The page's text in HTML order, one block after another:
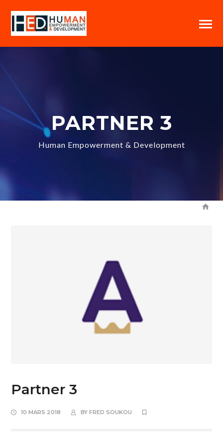
PARTNER 3
Human Empowerment & Development
Partner 3
10 MARS 2018 BYFRED SOUKOU